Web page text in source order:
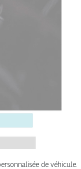
de véhicule.